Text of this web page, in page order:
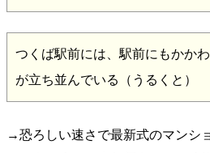
つくば駅前には、駅前にもかか
が立ち並んでいる（うるくと）
→恐ろしい速さで最新式のマンシ